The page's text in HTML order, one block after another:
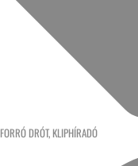
FORRÓ DRÓT, KLIPHÍRADÓ